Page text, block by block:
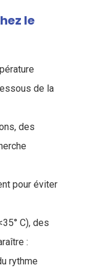
le
de la
des
pour éviter
C), des
:
rythme